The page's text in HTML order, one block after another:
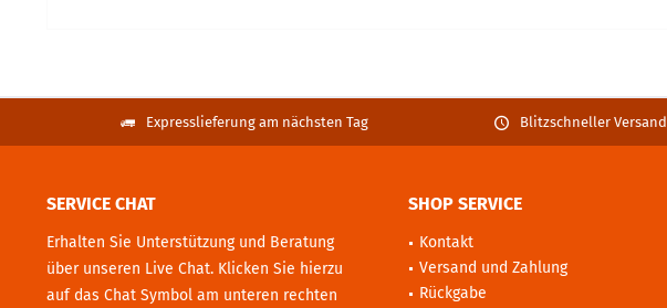
Expresslieferung am nächsten Tag Blitzschneller Versand
SERVICE CHAT
Erhalten Sie Unterstützung und Beratung
über unseren Live Chat. Klicken Sie hierzu
auf das Chat Symbol am unteren rechten
SHOP SERVICE
Kontakt
Versand und Zahlung
Rückgabe